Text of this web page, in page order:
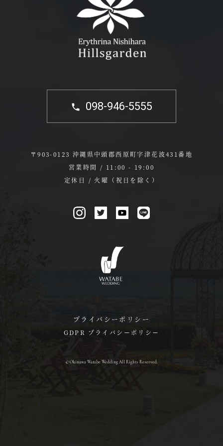
098-946-5555
〒903-0123 沖縄県中頭郡西原町字津花波431番地
営業時間 / 11:00 - 19:00
定休日 / 火曜（祝日を除く）
プライバシーポリシー
GDPR プライバシーポリシー
© Okinawa Watabe Wedding All Rights Reserved.